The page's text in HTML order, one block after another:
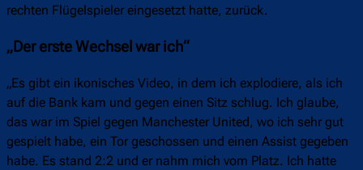
rechten Flügelspieler eingesetzt hatte, zurück.
„Der erste Wechsel war ich“
„Es gibt ein ikonisches Video, in dem ich explodiere, als ich
auf die Bank kam und gegen einen Sitz schlug. Ich glaube,
das war im Spiel gegen Manchester United, wo ich sehr gut
gespielt habe, ein Tor geschossen und einen Assist gegeben
habe. Es stand 2:2 und er nahm mich vom Platz. Ich hatte